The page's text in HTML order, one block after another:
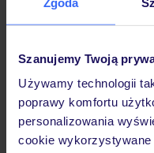
Szanujemy Twoją
Używamy technologii
poprawy komfortu
personalizowania
cookie
Hotel
Pokoje